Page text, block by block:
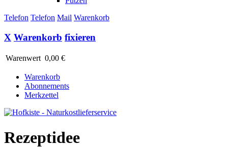
Telefon Telefon Mail Warenkorb
X Warenkorb fixieren
Warenwert 0,00 €
Warenkorb
Abonnements
Merkzettel
Rezeptidee